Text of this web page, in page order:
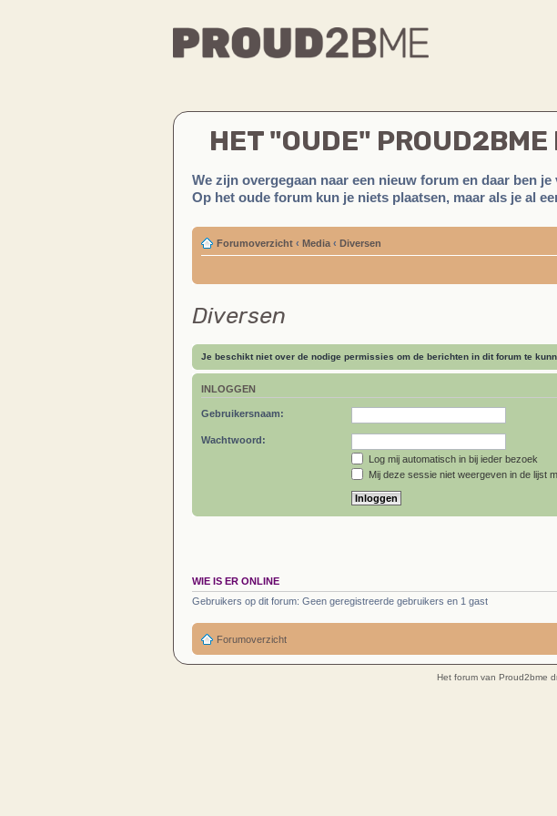
HET "OUDE" PROUD2BME
We zijn overgegaan naar een nieuw forum en daar ben
Op het oude forum kun je niets plaatsen, maar als je al
Forumoverzicht ‹ Media ‹ Diversen
Diversen
Je beschikt niet over de nodige permissies om de berichten in dit forum te
INLOGGEN
Gebruikersnaam:
Wachtwoord:
Log mij automatisch in bij ieder bezoek
Mij deze sessie niet weergeven in de lijst
WIE IS ER ONLINE
Gebruikers op dit forum: Geen geregistreerde gebruikers en 1 gast
Forumoverzicht
Het forum van Proud2bme